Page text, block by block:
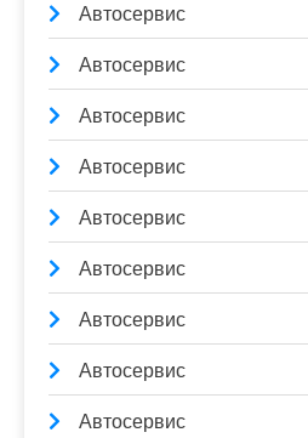
Автосервис
Автосервис
Автосервис
Автосервис
Автосервис
Автосервис
Автосервис
Автосервис
Автосервис